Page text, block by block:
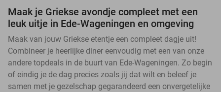
Maak je Griekse avondje compleet met een
leuk uitje in Ede-Wageningen en omgeving
Maak van jouw Griekse etentje een compleet dagje uit!
Combineer je heerlijke diner eenvoudig met een van onze
andere topdeals in de buurt van Ede-Wageningen. Zo begin
of eindig je de dag precies zoals jij dat wilt en beleef je
samen met je gezelschap gegarandeerd een onvergetelijke